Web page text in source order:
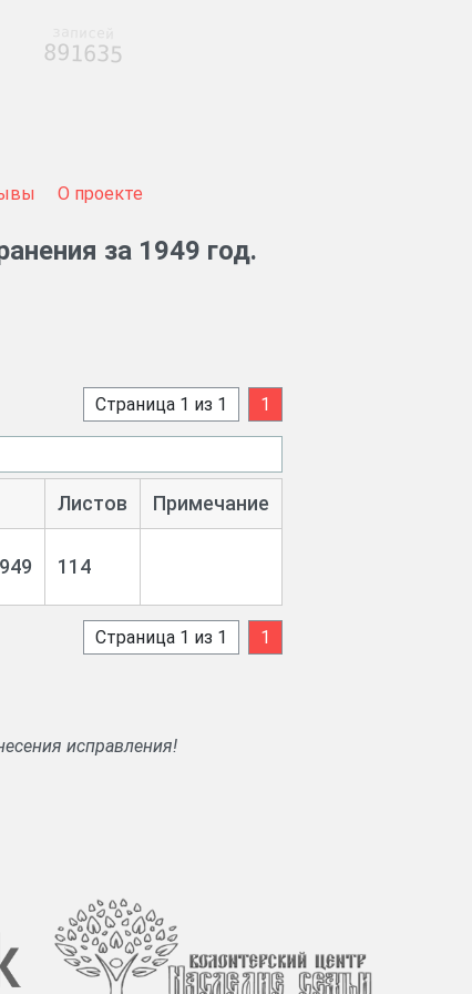
О проекте
за 1949 год.
Страница 1 из 1 1
Листов Примечание
114
Страница 1 из 1 1
исправления!
891635